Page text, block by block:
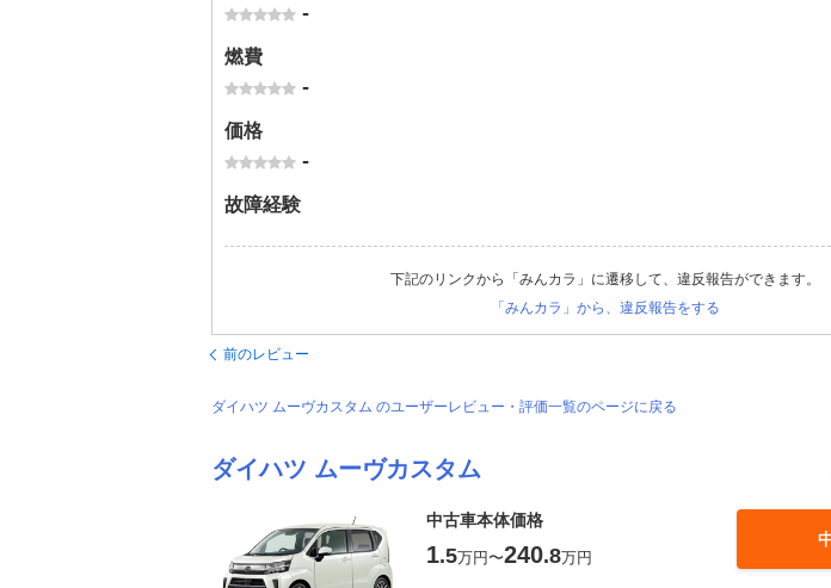
-
燃費
-
価格
-
故障経験
下記のリンクから「みんカラ」に遷移して、違反報告ができます。
「みんカラ」から、違反報告をする
前のレビュー
ダイハツ ムーヴカスタム のユーザーレビュー・評価一覧のページに戻る
ダイハツ ムーヴカスタム
中古車本体価格
1.5万円〜240.8万円